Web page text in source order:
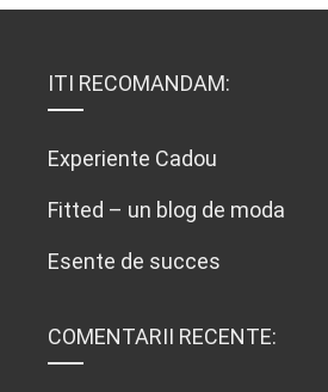
ITI RECOMANDAM:
Experiente Cadou
Fitted – un blog de moda
Esente de succes
COMENTARII RECENTE: